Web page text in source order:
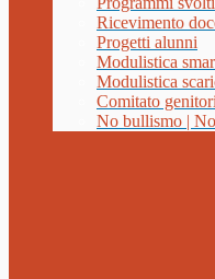
Ricevimento
Progetti alunni
Modulistica
Modulistica
Comitato genitori
No bullismo |